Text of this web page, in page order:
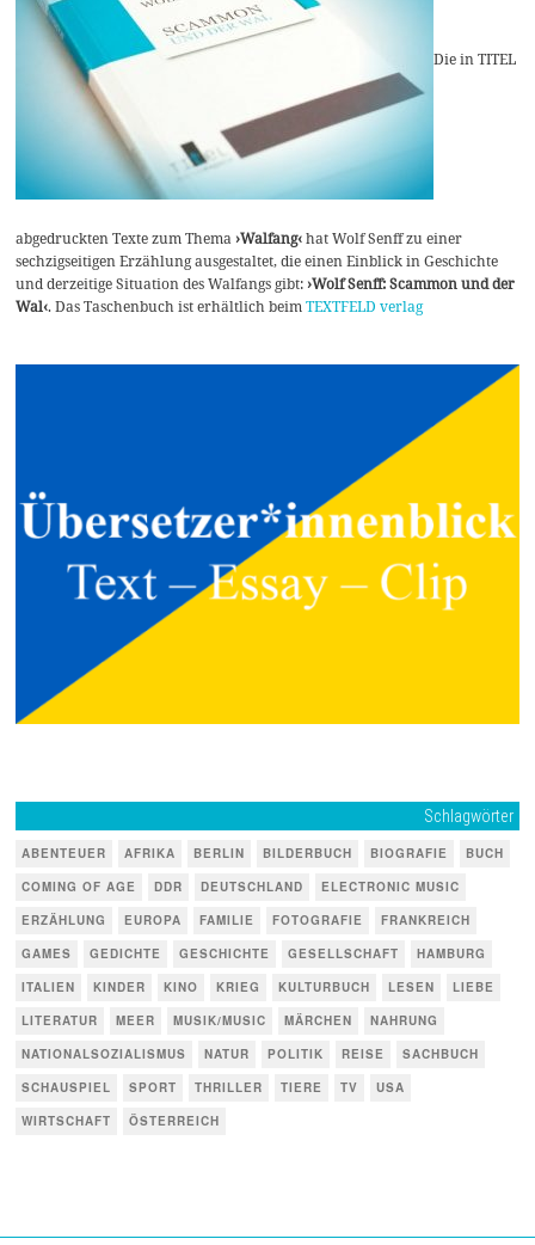
Die in TITEL
abgedruckten Texte zum Thema›Walfang‹hat Wolf Senff zu einer
sechzigseitigen Erzählung ausgestaltet, die einen Einblick in Geschichte
und derzeitige Situation des Walfangs gibt:›Wolf Senff: Scammon und der
Wal‹. Das Taschenbuch ist erhältlich beimTEXTFELD verlag
Schlagwörter
ABENTEUER AFRIKA BERLIN BILDERBUCH BIOGRAFIE
BUCH
COMING OF AGE
DDR DEUTSCHLAND
ELECTRONIC MUSIC
ERZÄHLUNG
EUROPA FAMILIE FOTOGRAFIE
FRANKREICH
GAMES
GEDICHTE GESCHICHTE GESELLSCHAFT
HAMBURG
ITALIEN
KINDER KINO KRIEG KULTURBUCH LESEN
LIEBE
LITERATUR
MEER MUSIK/MUSIC MÄRCHEN
NAHRUNG
NATIONALSOZIALISMUS
NATUR POLITIK REISE
SACHBUCH
SCHAUSPIEL
SPORT THRILLER TIERE TV
USA
WIRTSCHAFT
ÖSTERREICH